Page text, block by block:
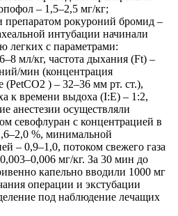
– 1,5–2,5 мг/кг;
рокуроний бромид –
интубации начинали
легких с параметрами:
мл/кг, частота дыхания (Ft) –
мин (концентрация
(PetCO2 ) – 32–36 мм рт. ст.),
к времени выдоха (I:E) – 1:2,
анестезии осуществляли
севофлуран с концентрацией в
%, минимальной
– 0,9–1,0, потоком свежего газа
мг/кг. За 30 мин до
капельно вводили 1000 мг
операции и экстубации
под наблюдение лечащих